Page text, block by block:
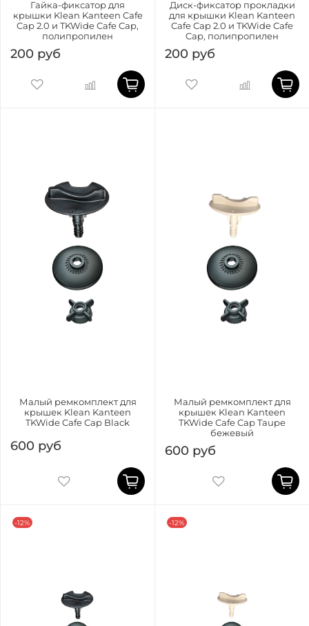
Гайка-фиксатор для
крышки Klean Kanteen Cafe
Cap 2.0 и TKWide Cafe Cap,
полипропилен
200 руб
Диск-фиксатор прокладки
для крышки Klean Kanteen
Cafe Cap 2.0 и TKWide Cafe
Cap, полипропилен
200 руб
Малый ремкомплект для
крышек Klean Kanteen
TKWide Cafe Cap Black
600 руб
Малый ремкомплект для
крышек Klean Kanteen
TKWide Cafe Cap Taupe
бежевый
600 руб
-12% -12%